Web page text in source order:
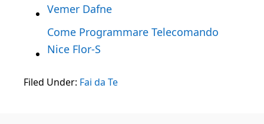
Vemer Dafne​
Come Programmare Telecomando
Nice Flor-S
Filed Under: Fai da Te